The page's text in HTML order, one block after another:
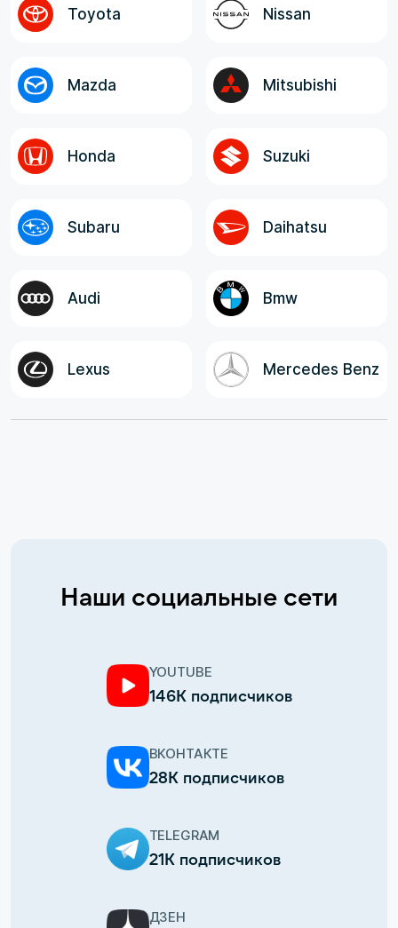
логистов и экспедитора. Все
ответственные лица, в целом, отзывчивые,
Toyota Nissan
Mazda Mitsubishi
Honda Suzuki
Subaru Daihatsu
Audi Bmw
Lexus Mercedes Benz
Наши социальные сети
YOUTUBE
146К подписчиков
ВКОНТАКТЕ
28К подписчиков
TELEGRAM
21К подписчиков
ДЗЕН